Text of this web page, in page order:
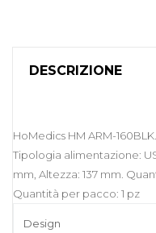
DESCRIZIONE
HoMedics HM ARM-
Tipologia alimentazione:
mm, Altezza: 137 mm.
Quantità per pacco: 1 pz
Design